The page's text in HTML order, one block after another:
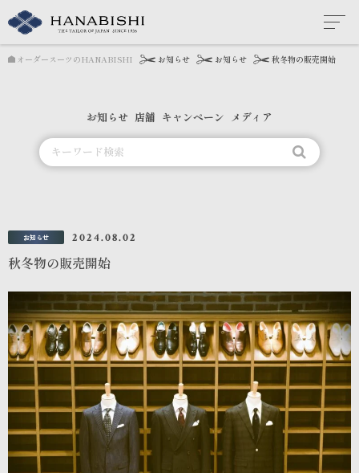
オーダースーツのHANABISHI お知らせ お知らせ 秋冬物の販売開始
秋冬物の販売開始
お知らせ 2024.08.02
お知らせ 店舗 キャンペーン メディア